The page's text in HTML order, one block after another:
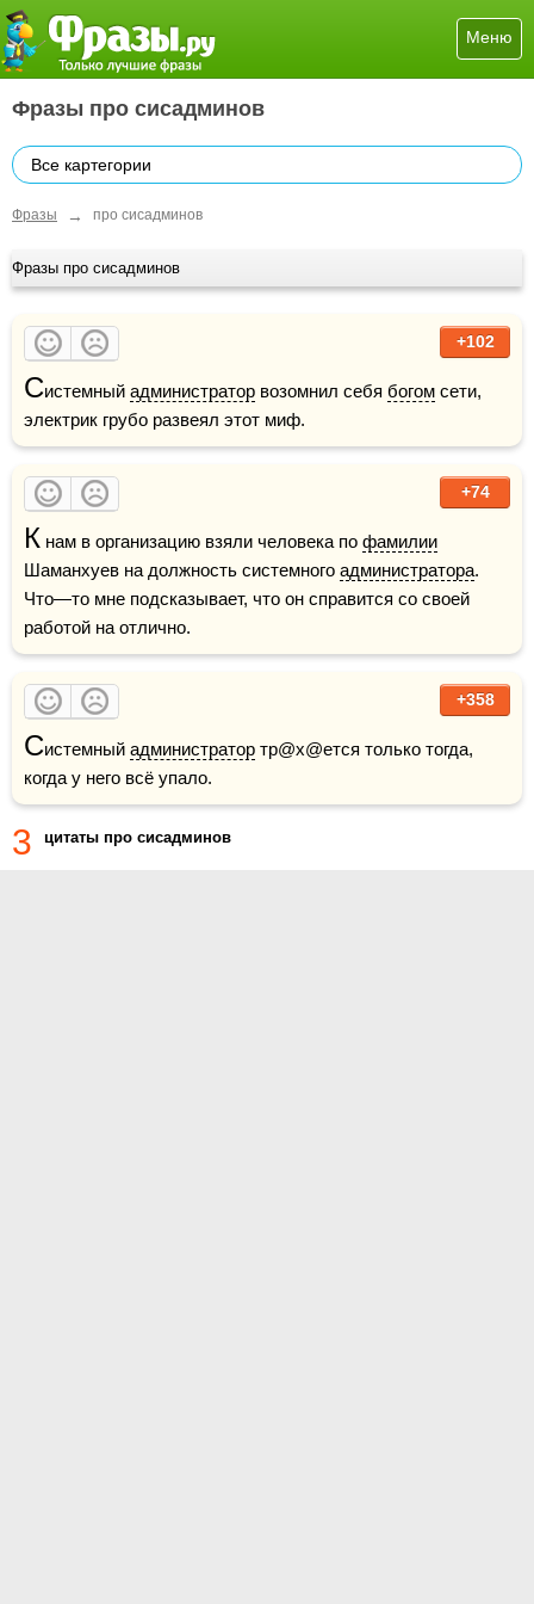
Меню
Фразы про сисадминов
Все картегории
Фразы → про сисадминов
Фразы про сисадминов
+102
Системный администратор возомнил себя богом сети,
электрик грубо развеял этот миф.
+74
К нам в организацию взяли человека по фамилии
Шаманхуев на должность системного администратора.
Что—то мне подсказывает, что он справится со своей
работой на отлично.
+358
Системный администратор тр@х@ется только тогда,
когда у него всё упало.
3 цитаты про сисадминов